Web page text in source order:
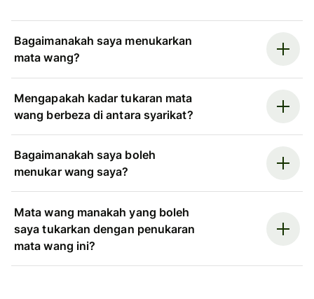
Bagaimanakah saya menukarkan
mata wang?
Mengapakah kadar tukaran mata
wang berbeza di antara syarikat?
Bagaimanakah saya boleh
menukar wang saya?
Mata wang manakah yang boleh
saya tukarkan dengan penukaran
mata wang ini?